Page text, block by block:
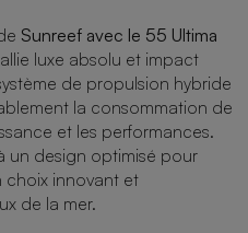
Sunreef avec le 55 Ultima
luxe absolu et impact
de propulsion hybride
la consommation de
et les performances.
un design optimisé pour
choix innovant et
de la mer.